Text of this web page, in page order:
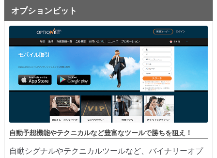
トレーダーズ・チョイス
スプレッド取引
アルゴビット
シグナルズ
詐欺・ステマなどBO裏話
ステマに注意！
２ちゃんまとめ風の詐欺サイト
用語集
オプションビット
自動予想機能やテクニカルなど豊富なツールで勝ちを狙え！
自動シグナルやテクニカルツールなど、バイナリーオプ